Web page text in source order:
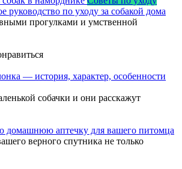
руководство по уходу за собакой дома
прогулками и умственной
— история, характер, особенности
собачки и они расскажут
домашнюю аптечку для вашего питомца
верного спутника не только